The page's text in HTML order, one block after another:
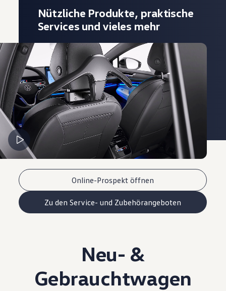
Online-Prospekt öffnen
Zu den Service- und Zubehörangeboten
Nützliche Produkte, praktische
Services und vieles mehr
Neu- &
Gebrauchtwagen